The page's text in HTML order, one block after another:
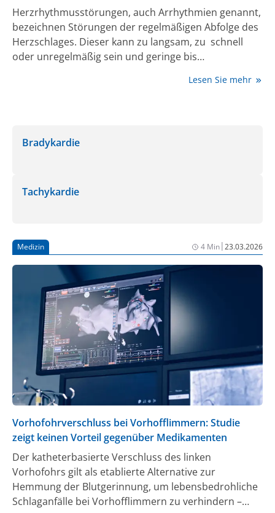
Herzrhythmusstörungen, auch Arrhythmien genannt,
bezeichnen Störungen der regelmäßigen Abfolge des
Herzschlages. Dieser kann zu langsam, zu schnell
oder unregelmäßig sein und geringe bis
bekanntesten Formen ist das Vorhofflimmern, an
und Defibrillatoren zur Behandlung zur Verfügung.
Lesen Sie mehr
Bradykardie
Tachykardie
Medizin 4 Min|23.03.2026
Vorhofohrverschluss bei Vorhofflimmern: Studie
zeigt keinen Vorteil gegenüber Medikamenten
Der katheterbasierte Verschluss des linken
Vorhofohrs gilt als etablierte Alternative zur
Hemmung der Blutgerinnung, um lebensbedrohliche
Schlaganfälle bei Vorhofflimmern zu verhindern –